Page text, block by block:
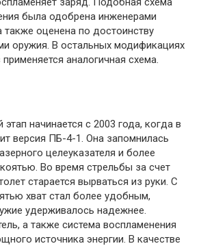
была одобрена инженерами
также оценена по достоинству
оружия. В остальных модификациях
аналогичная схема.
начинается с 2003 года, когда в
версия ПБ-4-1. Она запомнилась
целеуказателя и более
Во время стрельбы за счет
старается вырваться из руки. С
хват стал более удобным,
удерживалось надежнее.
а также система воспламенения
источника энергии. В качестве